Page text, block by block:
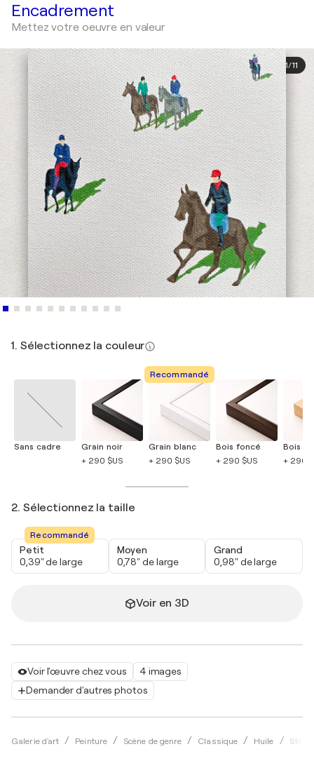
Voir l'œuvre chez vous
4 images
Demander d'autres photos
Galerie d'art Peinture Scène de genre Classique Huile
Encadrement
Mettez votre oeuvre en valeur
1/11
1. Sélectionnez la couleur
Sans cadre
Grain noir
+ 290 $US
Recommandé
Grain blanc
+ 290 $US
Bois foncé
+ 290 $US
Bois
+ 290
2. Sélectionnez la taille
Recommandé
Petit
0,39" de large
Moyen
0,78" de large
Grand
0,98" de large
Voir en 3D